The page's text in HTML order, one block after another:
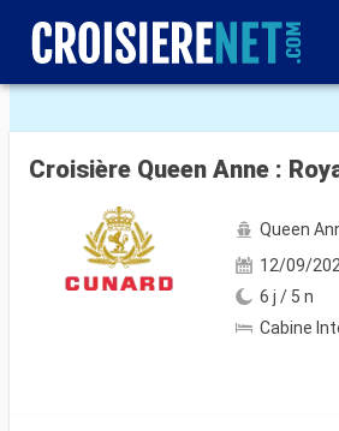
Voir les 42 autres photos
Croisière Queen Anne :
Queen
12/09/
6 j / 5 n
Cabine